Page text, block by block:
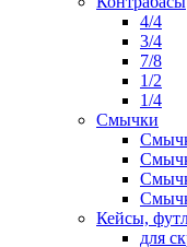
4/4
3/4
7/8
1/2
1/4
Смычки
Кейсы,
для